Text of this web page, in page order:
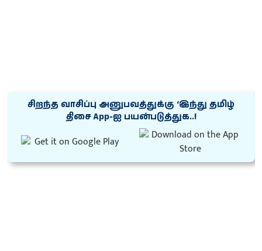
சிறந்த வாசிப்பு அனுபவத்துக்கு ‘இந்து தமிழ்
திசை App-ஐ பயன்படுத்துக..!